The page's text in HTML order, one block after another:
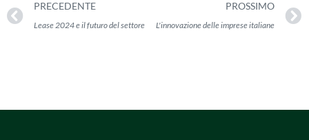
PRECEDENTE
Lease 2024 e il futuro del settore
PROSSIMO
L'innovazione delle imprese italiane